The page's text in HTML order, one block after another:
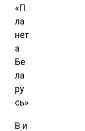
«П
ла
нет
а
Бе
ла
ру
сь»
В и